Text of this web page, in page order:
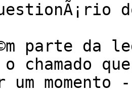
parte da
o chamado
um momento